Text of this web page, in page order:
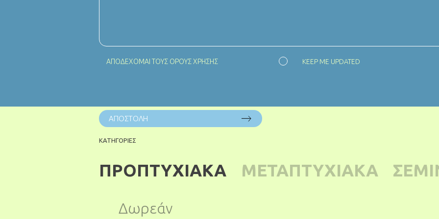
ΑΠΟΔΕΧΟΜΑΙ ΤΟΥΣ ΟΡΟΥΣ ΧΡΗΣΗΣ KEEP ME UPDATED
ΚΑΤΗΓΟΡΙΕΣ
ΠΡΟΠΤΥΧΙΑΚΑ ΜΕΤΑΠΤΥΧΙΑΚΑ
Δωρεάν